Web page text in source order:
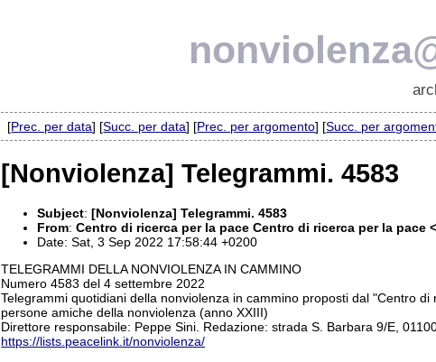
[Prec. per data] [Succ. per data] [Prec. per argomento] [Succ. per
[Nonviolenza] Telegrammi. 4583
Subject:[Nonviolenza] Telegrammi. 4583
From:Centro di ricerca per la pace Centro di ricerca per la pace
Date: Sat, 3 Sep 2022 17:58:44 +0200
TELEGRAMMI DELLA NONVIOLENZA IN CAMMINO
Numero 4583 del 4 settembre 2022
Telegrammi quotidiani della nonviolenza in cammino proposti dal "Centro
persone amiche della nonviolenza (anno XXIII)
Direttore responsabile: Peppe Sini. Redazione: strada S. Barbara 9/E,
https://lists.peacelink.it/nonviolenza/